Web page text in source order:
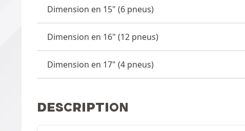
Dimension en 15" (6 pneus)
Dimension en 16" (12 pneus)
Dimension en 17" (4 pneus)
DESCRIPTION